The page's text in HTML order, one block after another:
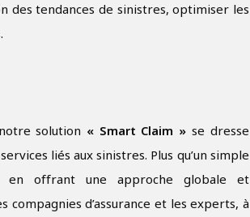
des tendances de sinistres, optimiser les
solution « Smart Claim » se dresse
liés aux sinistres. Plus qu’un simple
en offrant une approche globale et
d’assurance et les experts, à